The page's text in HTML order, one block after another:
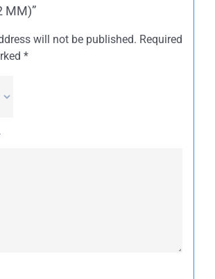
MM)”
will not be published. Required
*